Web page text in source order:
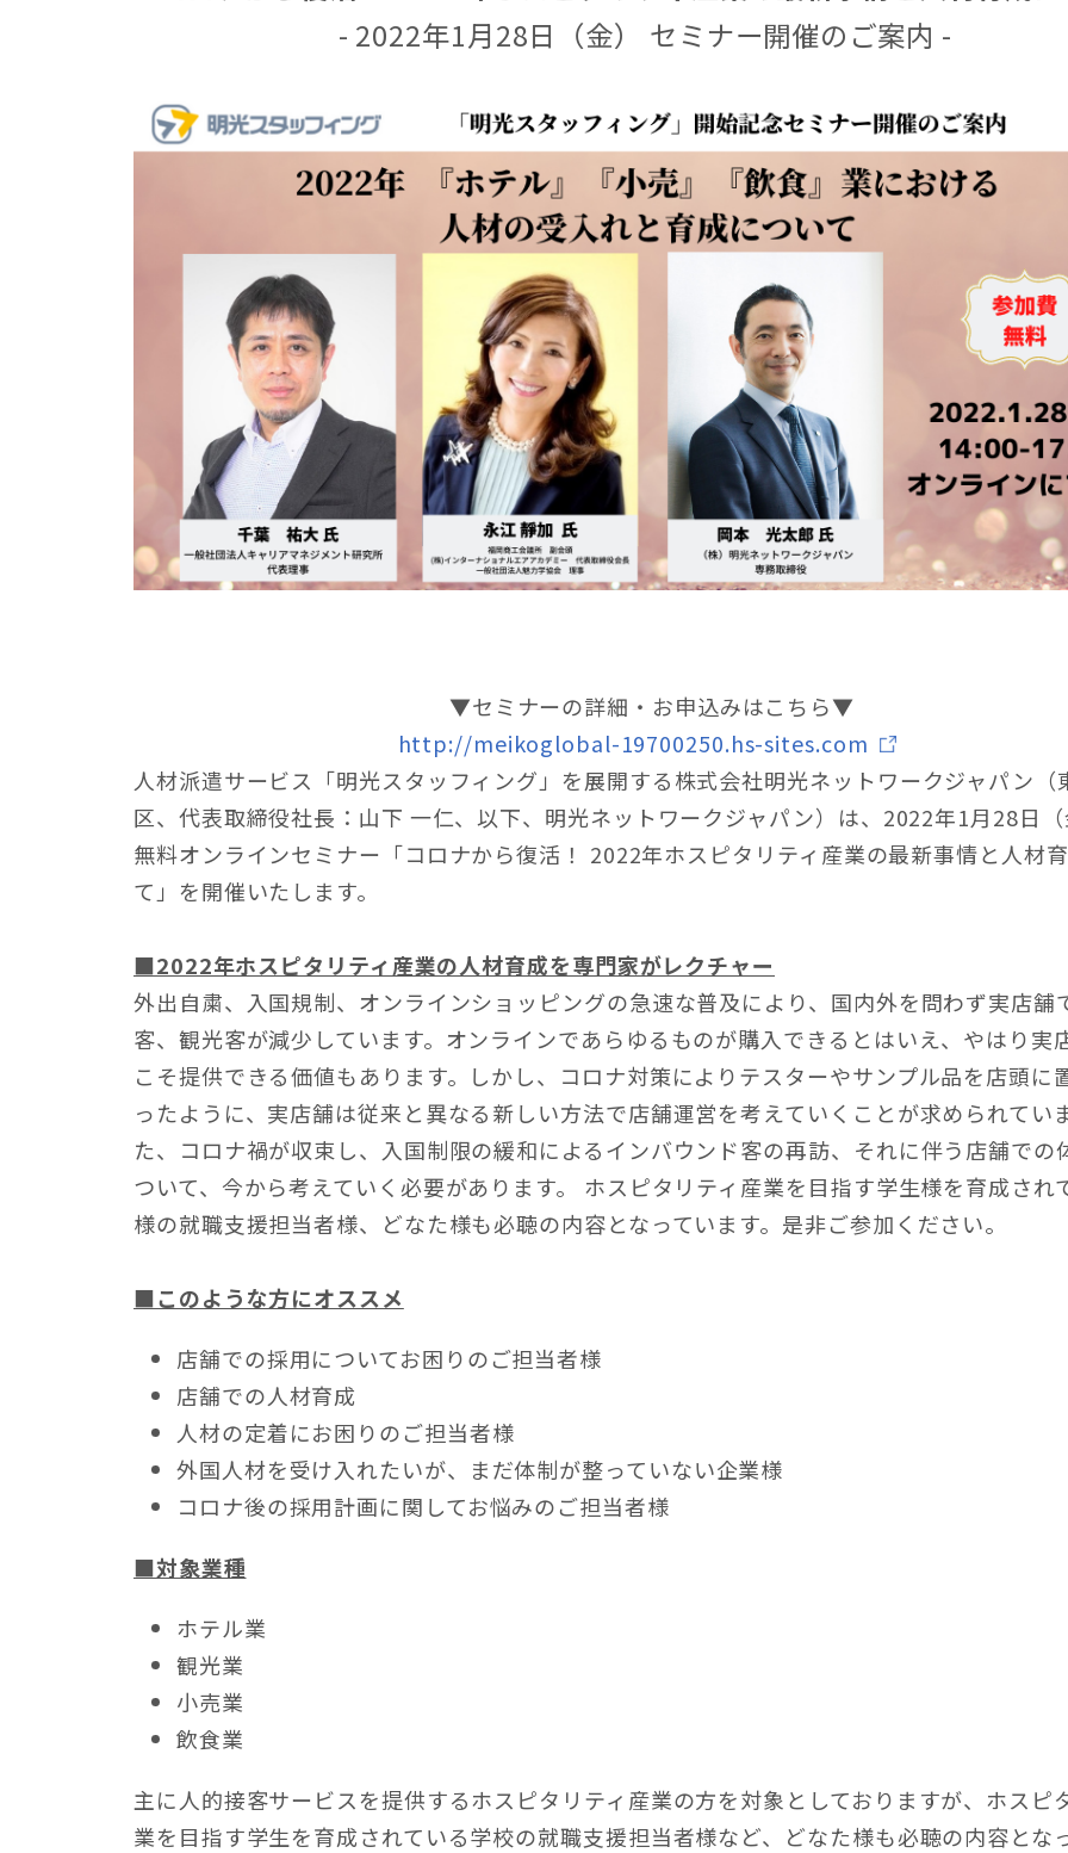
- 2022年1月28日（金） セミナー開催のご案内 -
▼セミナーの詳細・お申込みはこちら▼
http://meikoglobal-19700250.hs-sites.com
人材派遣サービス「明光スタッフィング」を展開する株式会社明光ネットワークジャパン（
区、代表取締役社長：山下 一仁、以下、明光ネットワークジャパン）は、2022年1月28日（
無料オンラインセミナー「コロナから復活！ 2022年ホスピタリティ産業の最新事情と人材
て」を開催いたします。
■2022年ホスピタリティ産業の人材育成を専門家がレクチャー
外出自粛、入国規制、オンラインショッピングの急速な普及により、国内外を問わず実店舗
客、観光客が減少しています。オンラインであらゆるものが購入できるとはいえ、やはり実
こそ提供できる価値もあります。しかし、コロナ対策によりテスターやサンプル品を店頭に
ったように、実店舗は従来と異なる新しい方法で店舗運営を考えていくことが求められてい
た、コロナ禍が収束し、入国制限の緩和によるインバウンド客の再訪、それに伴う店舗での
ついて、今から考えていく必要があります。 ホスピタリティ産業を目指す学生様を育成され
様の就職支援担当者様、どなた様も必聴の内容となっています。是非ご参加ください。
■このような方にオススメ
店舗での採用についてお困りのご担当者様
店舗での人材育成
人材の定着にお困りのご担当者様
外国人材を受け入れたいが、まだ体制が整っていない企業様
コロナ後の採用計画に関してお悩みのご担当者様
■対象業種
ホテル業
観光業
小売業
飲食業
主に人的接客サービスを提供するホスピタリティ産業の方を対象としておりますが、ホスピ
業を目指す学生を育成されている学校の就職支援担当者様など、どなた様も必聴の内容とな